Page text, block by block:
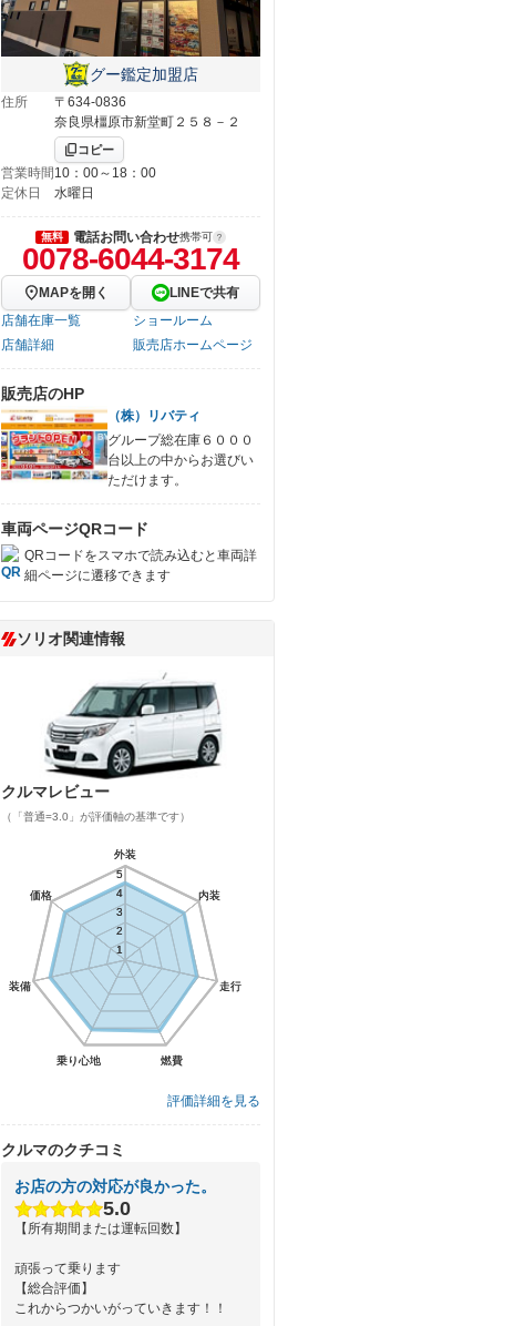
グー鑑定加盟店
住所
〒634-0836
奈良県橿原市新堂町２５８－２
コピー
営業時間 10：00～18：00
定休日
水曜日
無料 電話お問い合わせ携帯可
0078-6044-3174
MAPを開く
LINEで共有
店舗在庫一覧
ショールーム
店舗詳細
販売店ホームページ
販売店のHP
（株）リバティ
グループ総在庫６０００
台以上の中からお選びい
ただけます。
車両ページQRコード
QRコードをスマホで読み込むと車両詳
細ページに遷移できます
ソリオ関連情報
クルマレビュー
（「普通=3.0」が評価軸の基準です）
外装
内装
走行
燃費
乗り心地
装備
価格
1
2
3
4
5
外装
内装
走行
燃費
乗り心地
装備
価格
1
2
3
4
5
評価詳細を見る
クルマのクチコミ
お店の方の対応が良かった。
5.0
【所有期間または運転回数】
頑張って乗ります
【総合評価】
これからつかいがっていきます！！